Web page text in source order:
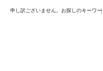
申し訳ございません。お探しのキーワ